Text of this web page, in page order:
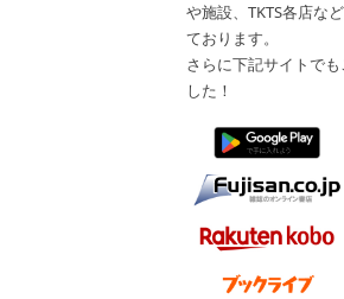
や施設、TKTS各店な
ております。
さらに下記サイトで
した！